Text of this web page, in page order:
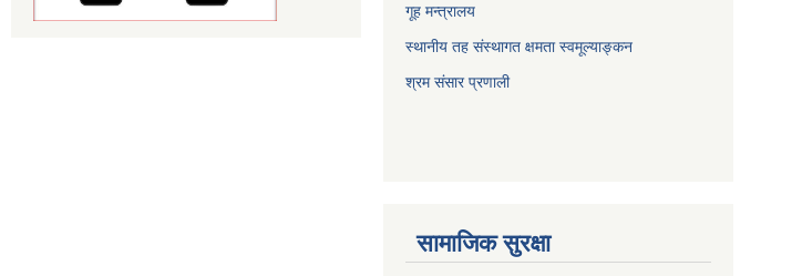
गूह मन्त्रालय
स्थानीय तह संस्थागत क्षमता स्वमूल्याङ्कन
श्रम संसार प्रणाली
सामाजिक सुरक्षा